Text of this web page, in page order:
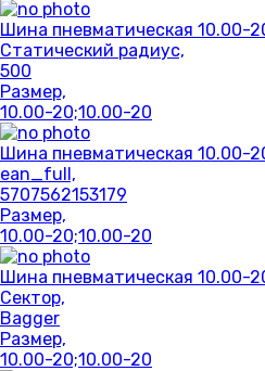
Шина пневматическая 10.00-20
Статический радиус,
500
Размер,
10.00-20;10.00-20
Шина пневматическая 10.00-20
ean_full,
5707562153179
Размер,
10.00-20;10.00-20
Шина пневматическая 10.00-
Сектор,
Bagger
Размер,
10.00-20;10.00-20